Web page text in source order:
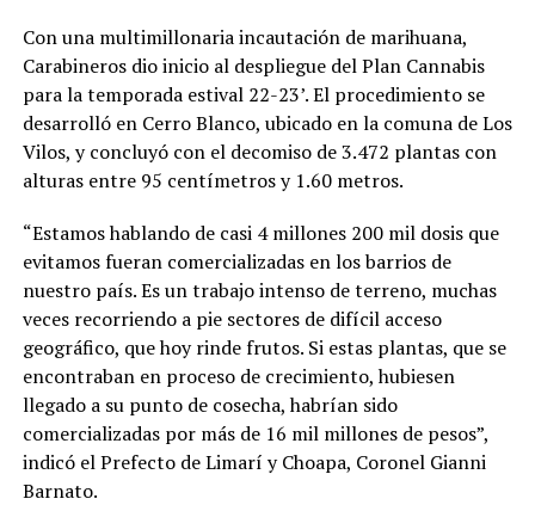
Con una multimillonaria incautación de marihuana,
Carabineros dio inicio al despliegue del Plan Cannabis
para la temporada estival 22-23’. El procedimiento se
desarrolló en Cerro Blanco, ubicado en la comuna de Los
Vilos, y concluyó con el decomiso de 3.472 plantas con
alturas entre 95 centímetros y 1.60 metros.
“Estamos hablando de casi 4 millones 200 mil dosis que
evitamos fueran comercializadas en los barrios de
nuestro país. Es un trabajo intenso de terreno, muchas
veces recorriendo a pie sectores de difícil acceso
geográfico, que hoy rinde frutos. Si estas plantas, que se
encontraban en proceso de crecimiento, hubiesen
llegado a su punto de cosecha, habrían sido
comercializadas por más de 16 mil millones de pesos”,
indicó el Prefecto de Limarí y Choapa, Coronel Gianni
Barnato.